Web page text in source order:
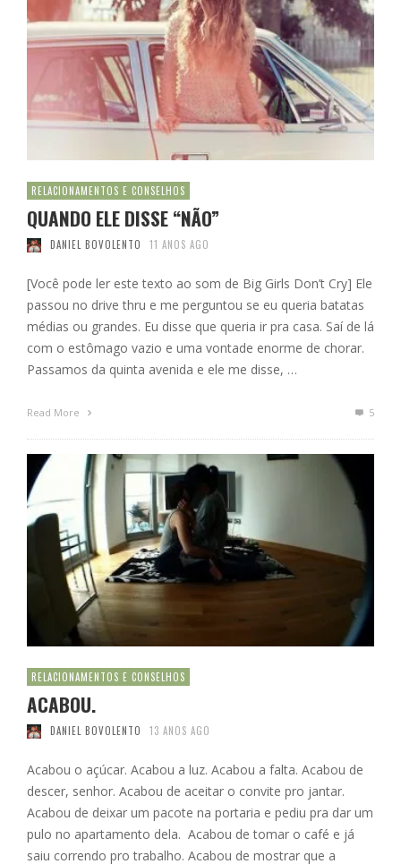
RELACIONAMENTOS E CONSELHOS
QUANDO ELE DISSE “NÃO”
DANIEL BOVOLENTO 11 ANOS AGO
[Você pode ler este texto ao som de Big Girls Don’t Cry] Ele
passou no drive thru e me perguntou se eu queria batatas
médias ou grandes. Eu disse que queria ir pra casa. Saí de lá
com o estômago vazio e uma vontade enorme de chorar.
Passamos da quinta avenida e ele me disse, …
Read More 5
RELACIONAMENTOS E CONSELHOS
ACABOU.
DANIEL BOVOLENTO 13 ANOS AGO
Acabou o açúcar. Acabou a luz. Acabou a falta. Acabou de
descer, senhor. Acabou de aceitar o convite pro jantar.
Acabou de deixar um pacote na portaria e pediu pra dar um
pulo no apartamento dela. Acabou de tomar o café e já
saiu correndo pro trabalho. Acabou de mostrar que a